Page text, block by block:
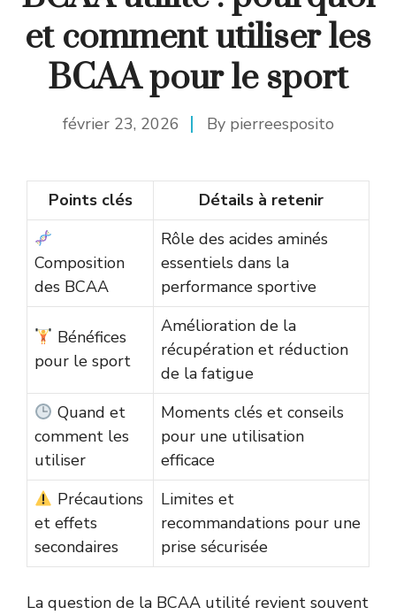
et comment utiliser les
BCAA pour le sport
février 23, 2026 By pierreesposito
Points clés Détails à retenir
Composition
des BCAA
Rôle des acides aminés
essentiels dans la
performance sportive
Bénéfices
pour le sport
Amélioration de la
récupération et réduction
de la fatigue
Quand et
comment les
utiliser
Moments clés et conseils
pour une utilisation
efficace
Précautions
et effets
secondaires
Limites et
recommandations pour une
prise sécurisée
La question de la BCAA utilité revient souvent